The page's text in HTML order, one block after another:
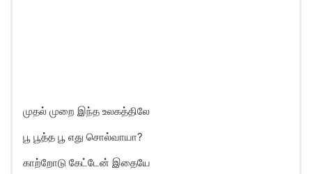
முதல் முறை இந்த உலகத்திலே
பூ பூத்த பூ எது சொல்வாயா?
காற்றோடு கேட்டேன் இதையே